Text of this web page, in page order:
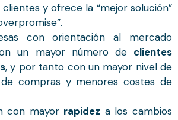
y ofrece la “mejor solución”
con orientación al mercado
un mayor número de clientes
, y por tanto con un mayor nivel de
compras y menores costes de
con mayor rapidez a los cambios